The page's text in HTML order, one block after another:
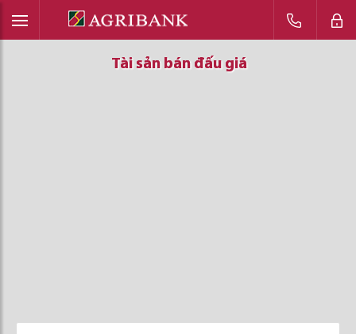
Tài sản bán đấu giá
Tài sản bán đấu giá
Tài sản bán đấu giá